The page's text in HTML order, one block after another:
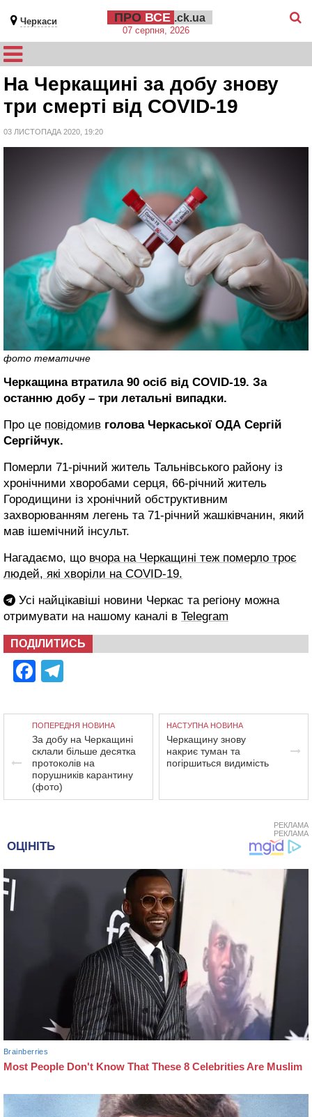
Черкаси ПРО ВСЕ .ck.ua
07 серпня, 2026
На Черкащині за добу знову
три смерті від COVID-19
03 ЛИСТОПАДА 2020, 19:20
фото тематичне
Черкащина втратила 90 осіб від COVID-19. За
останню добу – три летальні випадки.
Про це повідомив голова Черкаської ОДА Сергій
Сергійчук.
Померли 71-річний житель Тальнівського району із
хронічними хворобами серця, 66-річний житель
Городищини із хронічний обструктивним
захворюванням легень та 71-річний жашківчанин, який
мав ішемічний інсульт.
Нагадаємо, що вчора на Черкащині теж померло троє
людей, які хворіли на COVID-19.
Усі найцікавіші новини Черкас та регіону можна
отримувати на нашому каналі в Telegram
ПОДІЛИТИСЬ
Facebook
ПОПЕРЕДНЯ НОВИНА
За добу на Черкащині
склали більше десятка
протоколів на
порушників карантину
(фото)
НАСТУПНА НОВИНА
Черкащину знову
накриє туман та
погіршиться видимість
РЕКЛАМА
РЕКЛАМА